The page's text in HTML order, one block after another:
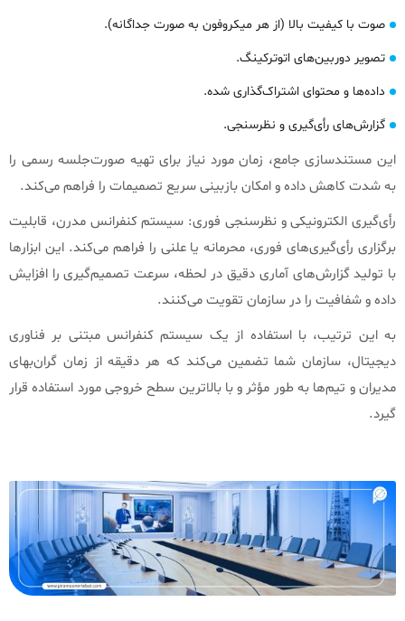
صوت با کیفیت بالا (از هر میکروفون به صورت جداگانه).
تصویر دوربین‌های اتوترکینگ.
داده‌ها و محتوای اشتراک‌گذاری شده.
گزارش‌های رأی‌گیری و نظرسنجی.
این مستندسازی جامع، زمان مورد نیاز برای تهیه صورت‌جلسه رسمی را
به شدت کاهش داده و امکان بازبینی سریع تصمیمات را فراهم می‌کند.
رأی‌گیری الکترونیکی و نظرسنجی فوری: سیستم کنفرانس مدرن، قابلیت
برگزاری رأی‌گیری‌های فوری، محرمانه یا علنی را فراهم می‌کند. این ابزارها
با تولید گزارش‌های آماری دقیق در لحظه، سرعت تصمیم‌گیری را افزایش
داده و شفافیت را در سازمان تقویت می‌کنند.
به این ترتیب، با استفاده از یک سیستم کنفرانس مبتنی بر فناوری
دیجیتال، سازمان شما تضمین می‌کند که هر دقیقه از زمان گران‌بهای
مدیران و تیم‌ها به طور مؤثر و با بالاترین سطح خروجی مورد استفاده قرار
گیرد.